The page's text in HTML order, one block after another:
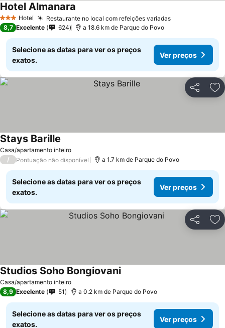
3 EstrelasHotel Restaurante no local com refeições variadas
Hotel Almanara
8,7 Excelente 624 a 18.6 km de Parque do Povo
Selecione as datas para ver os preços
exatos.
Ver preços
Partilhar
Casa/apartamento inteiro
Stays Barille
/ Pontuação não disponível a 1.7 km de Parque do Povo
Selecione as datas para ver os preços
exatos.
Ver preços
Partilhar
Casa/apartamento inteiro
Studios Soho Bongiovani
8,9 Excelente 51 a 0.2 km de Parque do Povo
Selecione as datas para ver os preços
exatos.
Ver preços